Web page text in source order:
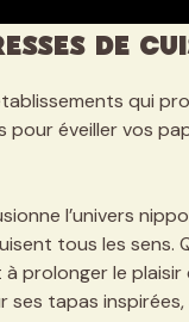
de
qui
éveiller vos
l’univers
tous les sens.
prolonger le
ses tapas